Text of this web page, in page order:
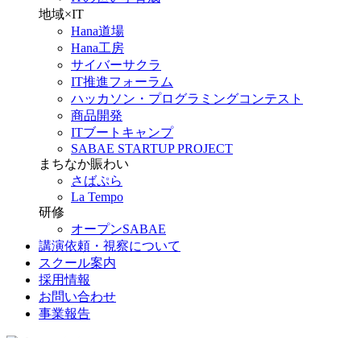
地域×IT
Hana道場
Hana工房
サイバーサクラ
IT推進フォーラム
ハッカソン・プログラミングコンテスト
商品開発
ITブートキャンプ
SABAE STARTUP PROJECT
まちなか賑わい
さばぷら
La Tempo
研修
オープンSABAE
講演依頼・視察について
スクール案内
採用情報
お問い合わせ
事業報告